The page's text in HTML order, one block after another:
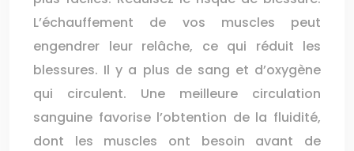
L’échauffement de vos muscles peut
engendrer leur relâche, ce qui réduit les
blessures. Il y a plus de sang et d’oxygène
qui circulent. Une meilleure circulation
sanguine favorise l’obtention de la fluidité,
dont les muscles ont besoin avant de